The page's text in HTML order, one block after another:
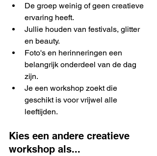
De groep weinig of geen creatieve
ervaring heeft.
Jullie houden van festivals, glitter
en beauty.
Foto's en herinneringen een
belangrijk onderdeel van de dag
zijn.
Je een workshop zoekt die
geschikt is voor vrijwel alle
leeftijden.
Kies een andere creatieve
workshop als...